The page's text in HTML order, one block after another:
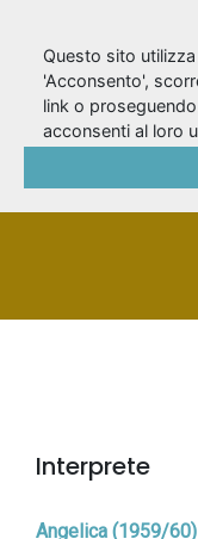
Rossi,
PERSONA
Interprete
Angelica (1959/
Questo sito
'Acconsento',
link o
acconsenti al loro